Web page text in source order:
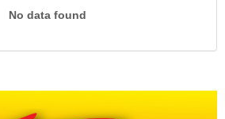
No data found